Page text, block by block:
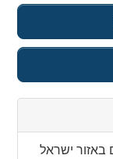
באזור ישראל